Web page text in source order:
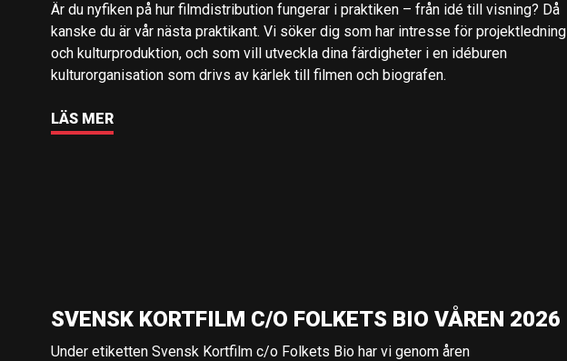
Är du nyfiken på hur filmdistribution fungerar i praktiken – från idé till visning? Då
kanske du är vår nästa praktikant. Vi söker dig som har intresse för projektledning
och kulturproduktion, och som vill utveckla dina färdigheter i en idéburen
kulturorganisation som drivs av kärlek till filmen och biografen.
LÄS MER
SVENSK KORTFILM C/O FOLKETS BIO VÅREN 2026
Under etiketten Svensk Kortfilm c/o Folkets Bio har vi genom åren